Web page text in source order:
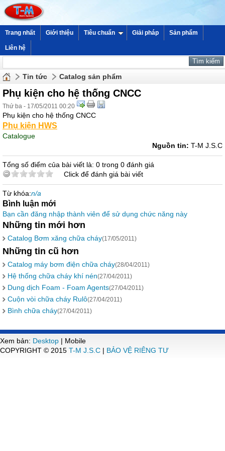
Trang nhất Giới thiệu Tiêu chuẩn Giải pháp Sản phẩm
Liên hệ
Tin tức Catalog sản phẩm
Phụ kiện cho hệ thống CNCC
Thứ ba - 17/05/2011 00:20
Phụ kiện cho hệ thống CNCC
Phụ kiện HWS
Catalogue
Nguồn tin: T-M J.S.C
Tổng số điểm của bài viết là: 0 trong 0 đánh giá
Click để đánh giá bài viết
Từ khóa:n/a
Bình luận mới
Bạn cần đăng nhập thành viên để sử dụng chức năng này
Những tin mới hơn
Catalog Bơm xăng chữa cháy(17/05/2011)
Những tin cũ hơn
Catalog máy bơm điện chữa cháy(28/04/2011)
Hệ thống chữa cháy khí nén(27/04/2011)
Dung dịch Foam - Foam Agents(27/04/2011)
Cuộn vòi chữa cháy Rulô(27/04/2011)
Bình chữa cháy(27/04/2011)
Xem bản: Desktop | Mobile
COPYRIGHT © 2015 T-M J.S.C | BẢO VỆ RIÊNG TƯ